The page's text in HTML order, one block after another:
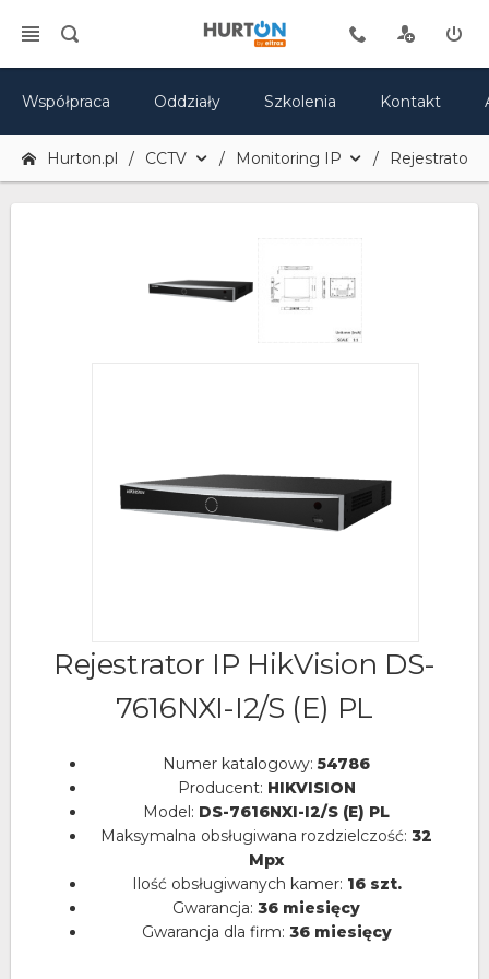
Współpraca Oddziały Szkolenia Kontakt
Hurton.pl CCTV Monitoring IP Rejestratory
Rejestrator IP HikVision DS-
7616NXI-I2/S (E) PL
Numer katalogowy: 54786
Producent: HIKVISION
Model: DS-7616NXI-I2/S (E) PL
Maksymalna obsługiwana rozdzielczość: 32
Mpx
Ilość obsługiwanych kamer: 16 szt.
Gwarancja: 36 miesięcy
Gwarancja dla firm: 36 miesięcy